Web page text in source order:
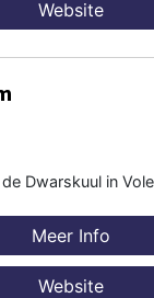
Website
Dwarskuul in
Meer Info
Website